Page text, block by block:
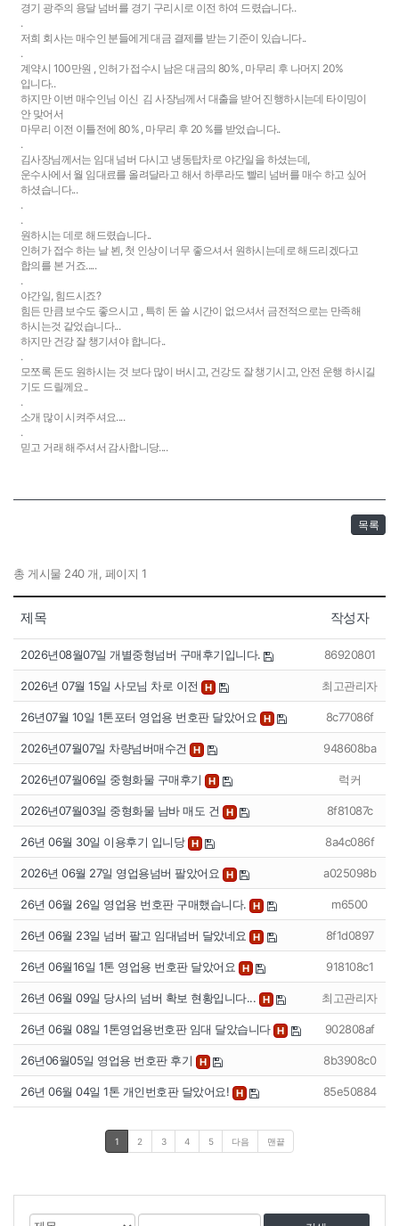
경기 광주의 용달 넘버를 경기 구리시로 이전 하여 드렸습니다..
.
저희 회사는 매수인 분들에게 대금 결제를 받는 기준이 있습니다..
.
계약시 100만원 , 인허가 접수시 남은 대금의 80% , 마무리 후 나머지 20%
입니다..
하지만 이번 매수인님 이신 김 사장님께서 대출을 받어 진행하시는데 타이밍이
안 맞어서
마무리 이전 이틀전에 80% , 마무리 후 20 %를 받었습니다..
.
김사장님께서는 임대 넘버 다시고 냉동탑차로 야간일을 하셨는데,
운수사에서 월 임대료를 올려달라고 해서 하루라도 빨리 넘버를 매수 하고 싶어
하셨습니다...
.
.
원하시는 데로 해드렸습니다..
인허가 접수 하는 날 뵌, 첫 인상이 너무 좋으셔서 원하시는데로 해드리겠다고
합의를 본 거죠.....
.
야간일, 힘드시죠?
힘든 만큼 보수도 좋으시고 , 특히 돈 쓸 시간이 없으셔서 금전적으로는 만족해
하시는것 같었습니다...
하지만 건강 잘 챙기셔야 합니다..
.
모쪼록 돈도 원하시는 것 보다 많이 버시고, 건강도 잘 챙기시고, 안전 운행 하시길
기도 드릴께요..
.
소개 많이 시켜주셔요....
.
믿고 거래 해주셔서 감사합니당....
목록
총 게시물 240 개, 페이지 1
제목 작성자
2026년08월07일 개별중형넘버 구매후기입니다. 86920801
2026년 07월 15일 사모님 차로 이전 H 최고관리자
26년07월 10일 1톤포터 영업용 번호판 달았어요 H 8c77086f
2026년07월07일 차량넘버매수건 H 948608ba
2026년07월06일 중형화물 구매후기 H 럭커
2026년07월03일 중형화물 남바 매도 건 H 8f81087c
26년 06월 30일 이용후기 입니당 H 8a4c086f
2026년 06월 27일 영업용넘버 팔았어요 H a025098b
26년 06월 26일 영업용 번호판 구매했습니다. H m6500
26년 06월 23일 넘버 팔고 임대넘버 달았네요 H 8f1d0897
26년 06월16일 1톤 영업용 번호판 달았어요 H 918108c1
26년 06월 09일 당사의 넘버 확보 현황입니다... H 최고관리자
26년 06월 08일 1톤영업용번호판 임대 달았습니다 H 902808af
26년06월05일 영업용 번호판 후기 H 8b3908c0
26년 06월 04일 1톤 개인번호판 달았어요! H 85e50884
1 2 3 4 5 다음 맨끝
게검
검